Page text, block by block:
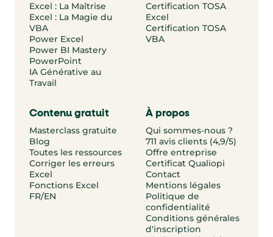
Excel : La Maîtrise
Excel : La Magie du
VBA
Power Excel
Power BI Mastery
PowerPoint
IA Générative au
Travail
Certification TOSA
Excel
Certification TOSA
VBA
Contenu gratuit
Masterclass gratuite
Blog
Toutes les ressources
Corriger les erreurs
Excel
Fonctions Excel
FR/EN
À propos
Qui sommes-nous ?
711 avis clients (4,9/5)
Offre entreprise
Certificat Qualiopi
Contact
Mentions légales
Politique de
confidentialité
Conditions générales
d'inscription